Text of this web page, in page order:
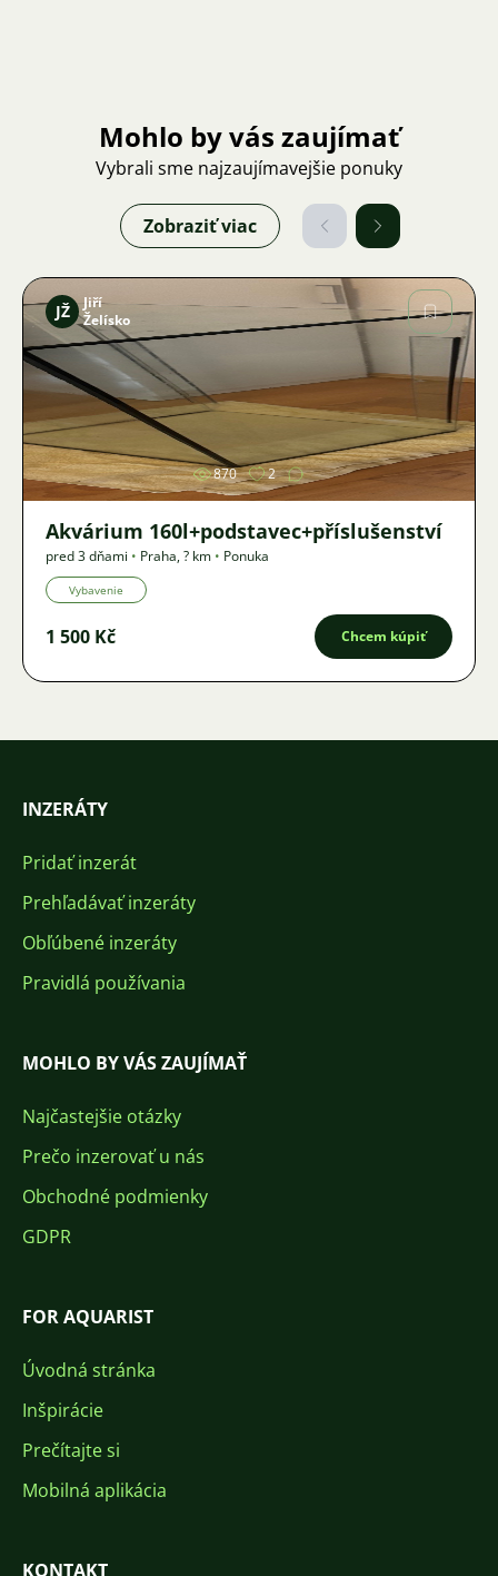
Mohlo by vás zaujímať
Vybrali sme najzaujímavejšie ponuky
Zobraziť viac
Obrázok
JŽ
Jiří
Želísko
870 2
Akvárium 160l+podstavec+příslušenství
pred 3 dňami • Praha,? km • Ponuka
Vybavenie
1 500 Kč Chcem kúpiť
INZERÁTY
Pridať inzerát
Prehľadávať inzeráty
Obľúbené inzeráty
Pravidlá používania
MOHLO BY VÁS ZAUJÍMAŤ
Najčastejšie otázky
Prečo inzerovať u nás
Obchodné podmienky
GDPR
FOR AQUARIST
Úvodná stránka
Inšpirácie
Prečítajte si
Mobilná aplikácia
KONTAKT